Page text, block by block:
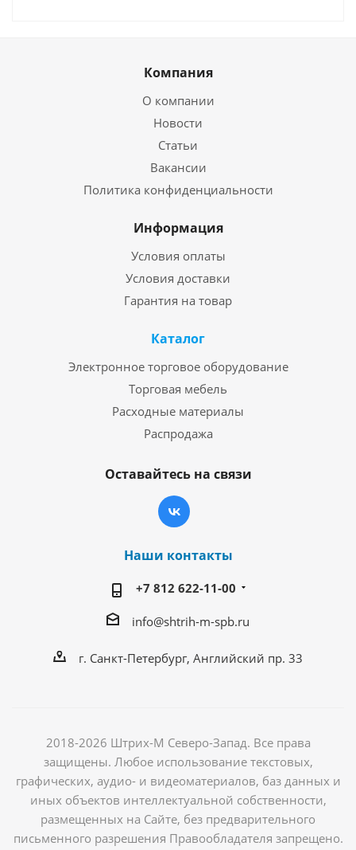
Компания
О компании
Новости
Статьи
Вакансии
Политика конфиденциальности
Информация
Условия оплаты
Условия доставки
Гарантия на товар
Каталог
Электронное торговое оборудование
Торговая мебель
Расходные материалы
Распродажа
Оставайтесь на связи
Наши контакты
+7 812 622-11-00
info@shtrih-m-spb.ru
г. Санкт-Петербург, Английский пр. 33
2018-2026 Штрих-М Северо-Запад. Все права
защищены. Любое использование текстовых,
графических, аудио- и видеоматериалов, баз данных и
иных объектов интеллектуальной собственности,
размещенных на Сайте, без предварительного
письменного разрешения Правообладателя запрещено.